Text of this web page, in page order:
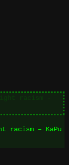
racism – KaPu